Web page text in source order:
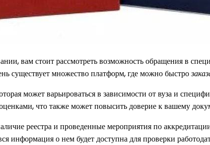
вам стоит рассмотреть возможность обращения в
существует множество платформ, где можно быстро
может варьироваться в зависимости от вуза и
что также может повысить доверие к вашему
реестра и проведенные мероприятия по
информация о нем будет доступна для проверки